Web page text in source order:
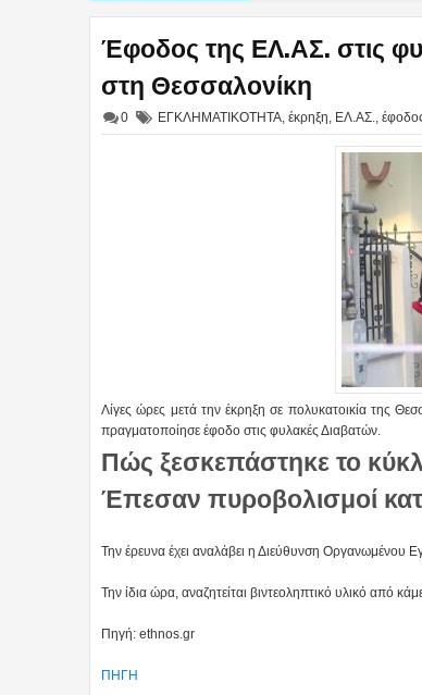
Έφοδος της ΕΛ.ΑΣ. στις
στη Θεσσαλονίκη
0 ΕΓΚΛΗΜΑΤΙΚΟΤΗΤΑ έκρηξη ΕΛ.ΑΣ.
Λίγες ώρες μετά την έκρηξη σε πολυκατοικία της
πραγματοποίησε έφοδο στις φυλακές Διαβατών.
Πώς ξεσκεπάστηκε το
Έπεσαν πυροβολισμοί
Την έρευνα έχει αναλάβει η Διεύθυνση Οργανωμένου
Την ίδια ώρα, αναζητείται βιντεοληπτικό υλικό από
Πηγή: ethnos.gr
ΠΗΓΗ